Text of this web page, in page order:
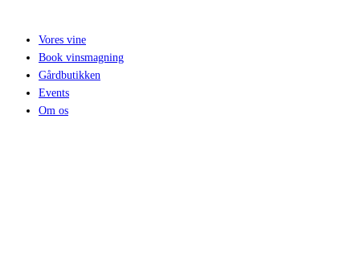
Vores vine
Book vinsmagning
Gårdbutikken
Events
Om os